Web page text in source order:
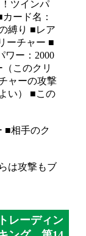
ツインパ
ード名：
縛り ■レア
ーチャー ■
ワー：2000
このクリ
ャーの攻撃
い） ■この
■相手のク
は攻撃もブ
レーディン